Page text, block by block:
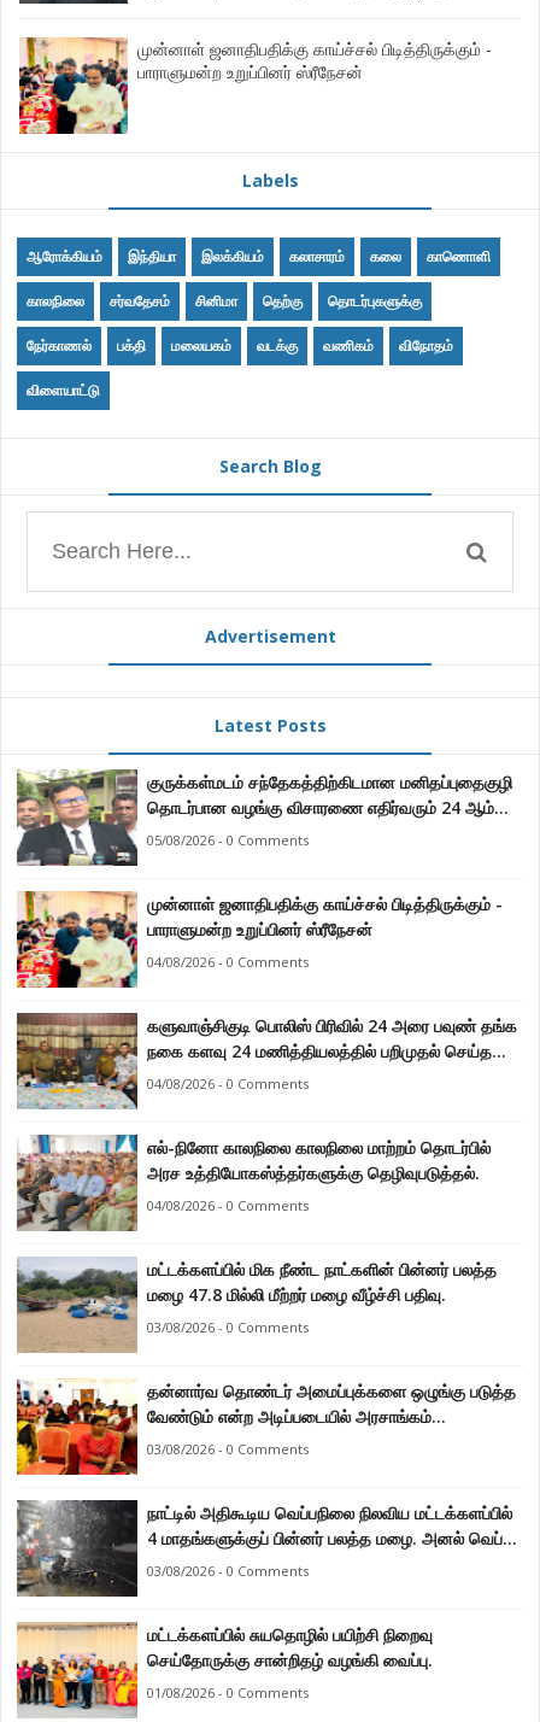
முன்னாள் ஜனாதிபதிக்கு காய்ச்சல் பிடித்திருக்கும் -
பாராளுமன்ற உறுப்பினர் ஸ்ரீநேசன்
Labels
ஆரோக்கியம் இந்தியா இலக்கியம் கலாசாரம் கலை காணொளி
காலநிலை சர்வதேசம் சினிமா தெற்கு தொடர்புகளுக்கு
நேர்காணல் பக்தி மலையகம் வடக்கு வணிகம் விநோதம்
விளையாட்டு
Search Blog
Advertisement
Latest Posts
குருக்கள்மடம் சந்தேகத்திற்கிடமான மனிதப்புதைகுழி
தொடர்பான வழங்கு விசாரணை எதிர்வரும் 24 ஆம்
திகதிக்கு தவணையிடப்பட்டுள்ளது.
05/08/2026 - 0 Comments
முன்னாள் ஜனாதிபதிக்கு காய்ச்சல் பிடித்திருக்கும் -
பாராளுமன்ற உறுப்பினர் ஸ்ரீநேசன்
04/08/2026 - 0 Comments
களுவாஞ்சிகுடி பொலிஸ் பிரிவில் 24 அரை பவுண் தங்க
நகை களவு 24 மணித்தியலத்தில் பறிமுதல் செய்த
பொலிசார்.
04/08/2026 - 0 Comments
எல்-நினோ காலநிலை காலநிலை மாற்றம் தொடர்பில்
அரச உத்தியோகஸ்த்தர்களுக்கு தெழிவுபடுத்தல்.
04/08/2026 - 0 Comments
மட்டக்களப்பில் மிக நீண்ட நாட்களின் பின்னர் பலத்த
மழை 47.8 மில்லி மீற்றர் மழை வீழ்ச்சி பதிவு.
03/08/2026 - 0 Comments
தன்னார்வ தொண்டர் அமைப்புக்களை ஒழுங்கு படுத்த
வேண்டும் என்ற அடிப்படையில் அரசாங்கம்
கொண்டுவரவுள்ள சட்டம் - சட்டத்தரணி ஐங்கரன்.
03/08/2026 - 0 Comments
நாட்டில் அதிகூடிய வெப்பநிலை நிலவிய மட்டக்களப்பில்
4 மாதங்களுக்குப் பின்னர் பலத்த மழை. அனல் வெப்பக்
காலநிலை தணிந்தது.
03/08/2026 - 0 Comments
மட்டக்களப்பில் சுயதொழில் பயிற்சி நிறைவு
செய்தோருக்கு சான்றிதழ் வழங்கி வைப்பு.
01/08/2026 - 0 Comments